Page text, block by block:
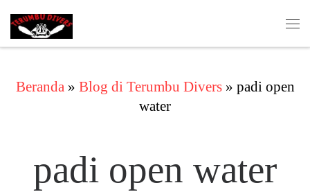
Skip to content
Beranda » Blog di Terumbu Divers » padi open
water
padi open water